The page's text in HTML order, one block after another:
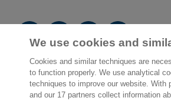
We use cookies and
Cookies and similar techniques are
to function properly. We use analytical
techniques to improve our website. With
and our 17 partners collect information